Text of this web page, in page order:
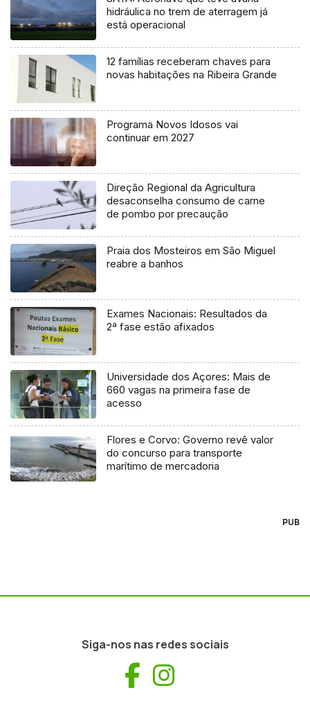
hidráulica no trem de aterragem já
está operacional
12 famílias receberam chaves para
novas habitações na Ribeira Grande
Programa Novos Idosos vai
continuar em 2027
Direção Regional da Agricultura
desaconselha consumo de carne
de pombo por precaução
Praia dos Mosteiros em São Miguel
reabre a banhos
Exames Nacionais: Resultados da
2ª fase estão afixados
Universidade dos Açores: Mais de
660 vagas na primeira fase de
acesso
Flores e Corvo: Governo revê valor
do concurso para transporte
marítimo de mercadoria
PUB
Siga-nos nas redes sociais
Facebook